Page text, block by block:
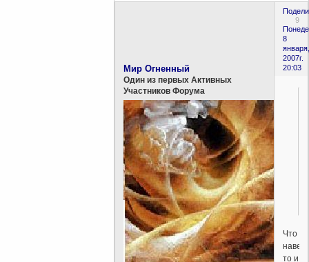
9
8
января,
2007г.
20:03
Мир Огненный
Один из первых Активных
Участников Форума
Что
то и